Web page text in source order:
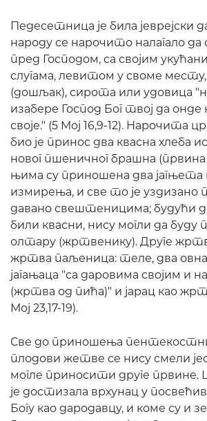
Педесетница је била јеврејски
народу се нарочито налагало да
пред Господом, са својим
слугама, левитом у своме
(дошљак), сирота или удовица
изабере Господ Бог твој да
своје." (5 Мој 16,9-12). Нарочита
био је принос два квасна хлеба
новог пшеничног брашна
њима су приношена два
измирења, и све то је уздизано
давано свештеницима; будући
били квасни, нису могли да буду
олтару (жртвенику). Друге
жртва паљеница: теле, два
јагањаца "са даровима својим и
(жртва од пића)" и јарац као
Мој 23,17-19).
Све до приношења
плодови жетве се нису смели
могле приносити друге првине.
је достизала врхунац у
Богу као дародавцу, и коме су и